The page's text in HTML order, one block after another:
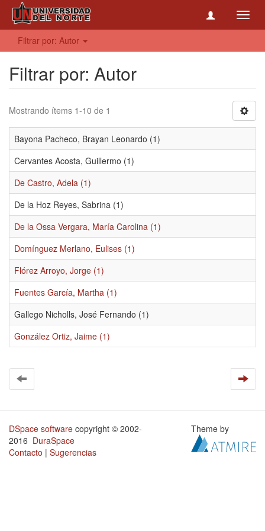
Filtrar por: Autor
Filtrar por: Autor
Mostrando ítems 1-10 de 1
Bayona Pacheco, Brayan Leonardo (1)
Cervantes Acosta, Guillermo (1)
De Castro, Adela (1)
De la Hoz Reyes, Sabrina (1)
De la Ossa Vergara, María Carolina (1)
Domínguez Merlano, Eulises (1)
Flórez Arroyo, Jorge (1)
Fuentes García, Martha (1)
Gallego Nicholls, José Fernando (1)
González Ortiz, Jaime (1)
DSpace software copyright © 2002-
2016 DuraSpace
Contacto | Sugerencias
Theme by